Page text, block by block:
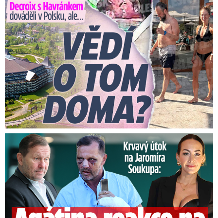
stínech přetrvá i při stupních nad nulou,“ uedla
Eva Houbová z českobudějovické pobočky
ČHMÚ.
„Silnice na jihu Čech jsou holé suché nebo
vymrzlé, udržované, posypané solí nebo
inertním posypem.Nebyly žádné přeháňky, jen
lokálně se objevila námraza. Do terénu jsme
poslali celkem 22 vozidel, nejvíce na Táborsko
a Strakonicko,“ řekl dispečer jihočeské správy a
údržby silnic Jan Boško.
Podobná situace je na Vysočině. Silnice jsou
většinou holé, suché a vymrzlé. Devět sypačů
Útok na Jaromíra Soukupa: Reakce Agáty na zmlácení jejího ex